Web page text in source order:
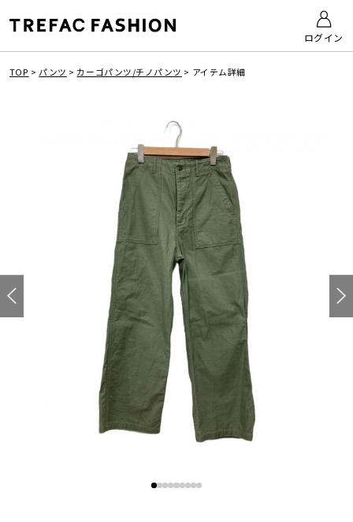
ログイン
TOP > パンツ > カーゴパンツ/チノパンツ > アイテム詳細